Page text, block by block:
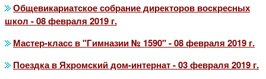
Общевикариатское собрание директоров воскресных
школ - 08 февраля 2019 г.
Мастер-класс в "Гимназии № 1590" - 08 февраля 2019 г.
Поездка в Яхромский дом-интернат - 03 февраля 2019 г.